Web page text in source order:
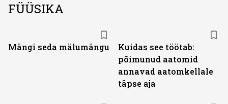
FÜÜSIKA
Mängi seda mälumängu
Kuidas see töötab:
põimunud aatomid
annavad aatomkellale
täpse aja